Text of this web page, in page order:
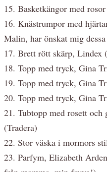
15. Basketkängor med
16. Knästrumpor med
Malin, har önskat mig
17. Brett rött skärp, Lindex
18. Topp med tryck, Gina
19. Topp med tryck, Gina
20. Topp med tryck, Gina
21. Tubtopp med rosett
(Tradera)
22. Stor väska i mormors
23. Parfym, Elizabeth